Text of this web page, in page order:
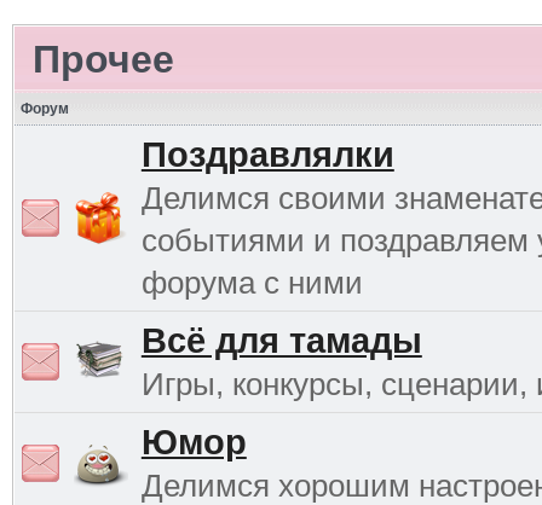
Прочее
Форум
Поздравлялки
Делимся своими
событиями и поздравляем
форума с ними
Всё для тамады
Игры, конкурсы, сценарии,
Юмор
Делимся хорошим